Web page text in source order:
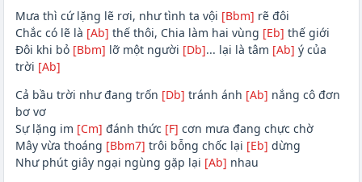
Mưa thì cứ lặng lẽ rơi, như tình ta vội [Bbm] rẽ đôi
Chắc có lẽ là [Ab] thế thôi, Chia làm hai vùng [Eb] thế giới
Đôi khi bỏ [Bbm] lỡ một người [Db]... lại là tâm [Ab] ý của
trời [Ab]
Cả bầu trời như đang trốn [Db] tránh ánh [Ab] nắng cô đơn
bơ vơ
Sự lặng im [Cm] đánh thức [F] cơn mưa đang chực chờ
Mây vừa thoáng [Bbm7] trôi bỗng chốc lại [Eb] dừng
Như phút giây ngại ngùng gặp lại [Ab] nhau